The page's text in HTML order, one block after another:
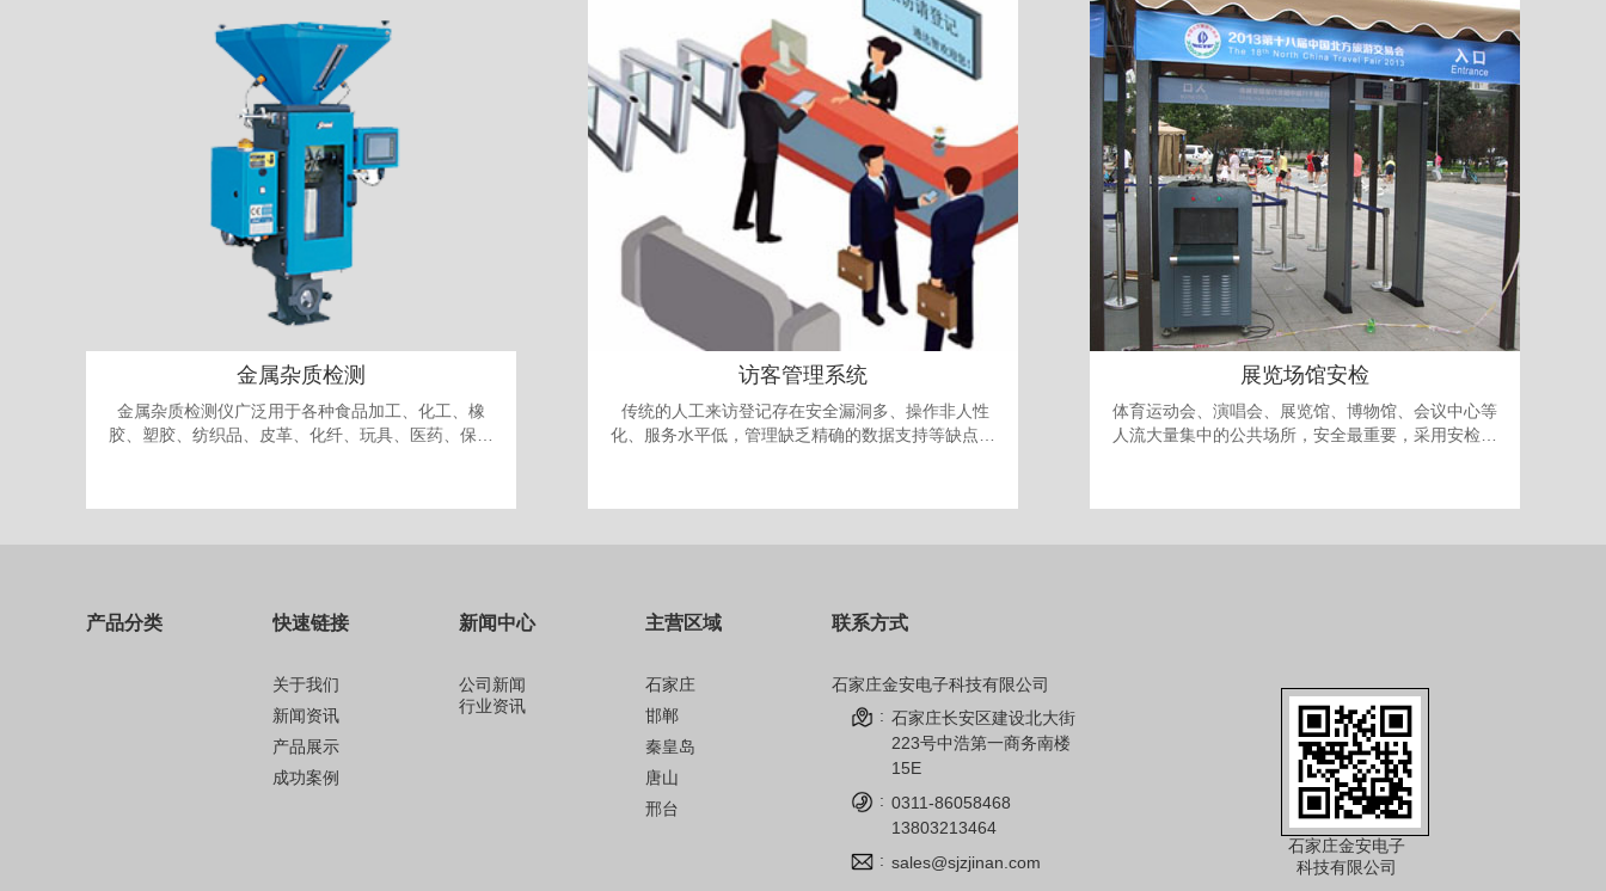
金属杂质检测
金属杂质检测仪广泛用于各种食品加工、化工、橡
胶、塑胶、纺织品、皮革、化纤、玩具、医药、保健
访客管理系统
传统的人工来访登记存在安全漏洞多、操作非人性
化、服务水平低，管理缺乏精确的数据支持等缺点。
要求，进入单位进行作案。发案后追查却有可能发现
访客机管理系统，技术先进、操作简单、性能可靠，
构、公安、院校安全保卫管理的得力助手。
展览场馆安检
体育运动会、演唱会、展览馆、博物馆、会议中心等
人流大量集中的公共场所，安全最重要，采用安检门
时还需要考虑最多人流量的问题，以免人员过多发生
产品分类 快速链接
关于我们
新闻资讯
产品展示
成功案例
新闻中心
公司新闻
行业资讯
主营区域
石家庄
邯郸
秦皇岛
唐山
邢台
联系方式
石家庄金安电子科技有限公司
: 石家庄长安区建设北大街
223号中浩第一商务南楼
15E
: 0311-86058468
13803213464
: sales@sjzjinan.com
石家庄金安电子
科技有限公司